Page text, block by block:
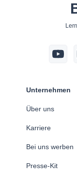
Unternehmen
Über uns
Karriere
Bei uns werben
Presse-Kit